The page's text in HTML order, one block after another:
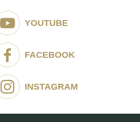
YOUTUBE
FACEBOOK
INSTAGRAM